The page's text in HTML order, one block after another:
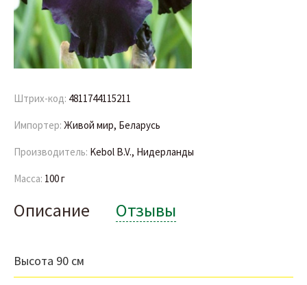
Штрих-код: 4811744115211
Импортер: Живой мир, Беларусь
Производитель: Kebol B.V., Нидерланды
Масса: 100 г
Описание Отзывы
Высота 90 см